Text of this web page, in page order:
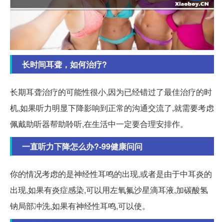
长时间耳聋，如何治疗?
长期耳聋治疗的可能性很小,因为已经错过了最佳治疗的时
机,如果听力明显下降影响到正常的沟通交流了,就需要考虑
佩戴助听器帮助聆听,在生活中一定要合理安排作。
一直听力下降怎么办?-99健康问问
你的情况考虑的是神经性耳鸣的出现,或者是由于中耳炎的
出现,如果有炎症感染,可以用左氧氟沙星滴耳液,加碳酸氢
钠局部冲洗,如果有神经性耳鸣,可以使。